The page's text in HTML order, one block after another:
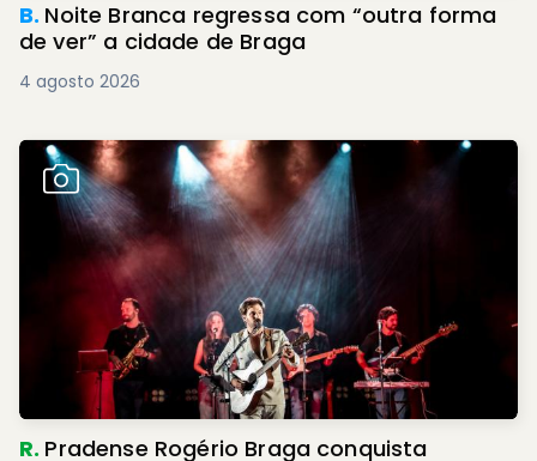
B. Noite Branca regressa com “outra forma
de ver” a cidade de Braga
4 agosto 2026
R. Pradense Rogério Braga conquista